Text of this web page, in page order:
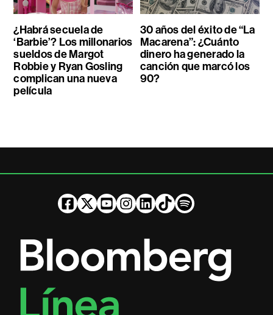
¿Habrá secuela de
‘Barbie’? Los millonarios
sueldos de Margot
Robbie y Ryan Gosling
complican una nueva
película
30 años del éxito de “La
Macarena”: ¿Cuánto
dinero ha generado la
canción que marcó los
90?